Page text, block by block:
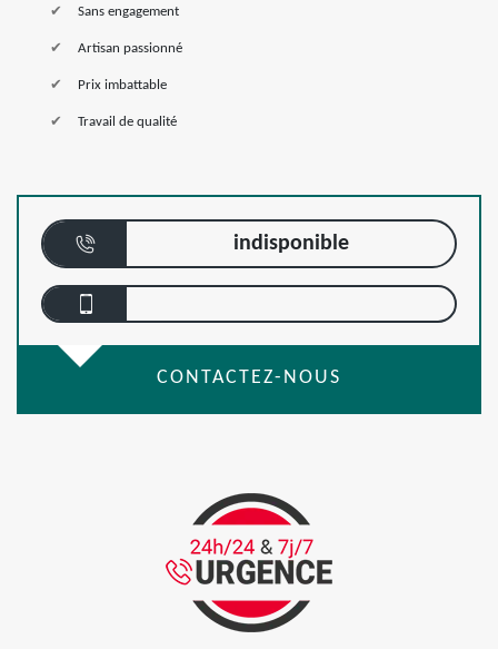
Sans engagement
Artisan passionné
Prix imbattable
Travail de qualité
indisponible
CONTACTEZ-NOUS